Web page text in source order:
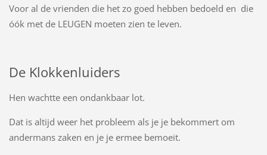
Voor al de vrienden die het zo goed hebben bedoeld en die
óók met de LEUGEN moeten zien te leven.
De Klokkenluiders
Hen wachtte een ondankbaar lot.
Dat is altijd weer het probleem als je je bekommert om
andermans zaken en je je ermee bemoeit.